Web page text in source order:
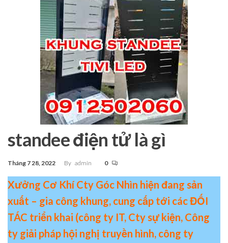
standee điện tử là gì
Tháng 7 28, 2022 By admin 0
Xưởng Cơ Khí Cty Góc Nhìn hiện đang sản
xuất – gia công khung, cung cấp tới các ĐỐI
TÁC triển khai (công ty IT, Cty sự kiện, Công
ty giải pháp hội nghị truyền hình, công ty